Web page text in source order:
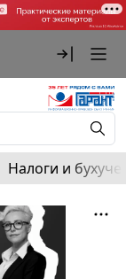
Налоги и